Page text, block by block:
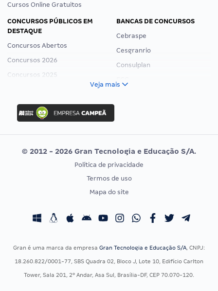
Cursos Online Gratuitos
CONCURSOS PÚBLICOS EM
DESTAQUE
Concursos Abertos
Concursos 2026
Concursos 2025
Concurso Ibama
Concurso MPU
Editais publicados
BANCAS DE CONCURSOS
Cebraspe
Cesgranrio
Consulplan
Vunesp
CONCURSOS POR PROFISSÃO
Concursos Fiscais
EXAME DE ORDEM
Calendário OAB
Veja mais
© 2012 - 2026 Gran Tecnologia e Educação S/A.
Política de privacidade
Termos de uso
Mapa do site
Gran é uma marca da empresa Gran Tecnologia e Educação S/A, CNPJ:
18.260.822/0001-77, SBS Quadra 02, Bloco J, Lote 10, Edifício Carlton
Tower, Sala 201, 2º Andar, Asa Sul, Brasília-DF, CEP 70.070-120.